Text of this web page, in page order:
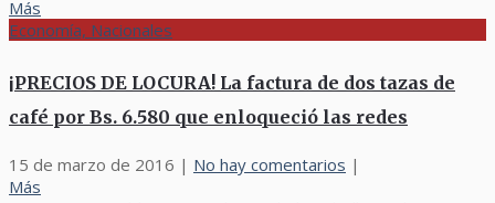
Más
Economía, Nacionales
¡PRECIOS DE LOCURA! La factura de dos tazas de
café por Bs. 6.580 que enloqueció las redes
15 de marzo de 2016 | No hay comentarios |
Más